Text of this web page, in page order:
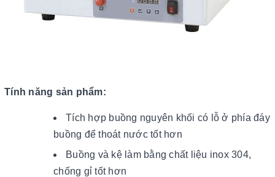
Tính năng sản phẩm:
Tích hợp buồng nguyên khối có lỗ ở phía đáy
buồng để thoát nước tốt hơn
Buồng và kệ làm bằng chất liệu inox 304,
chống gỉ tốt hơn